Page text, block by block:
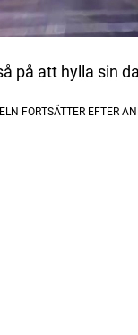
på att hylla sin